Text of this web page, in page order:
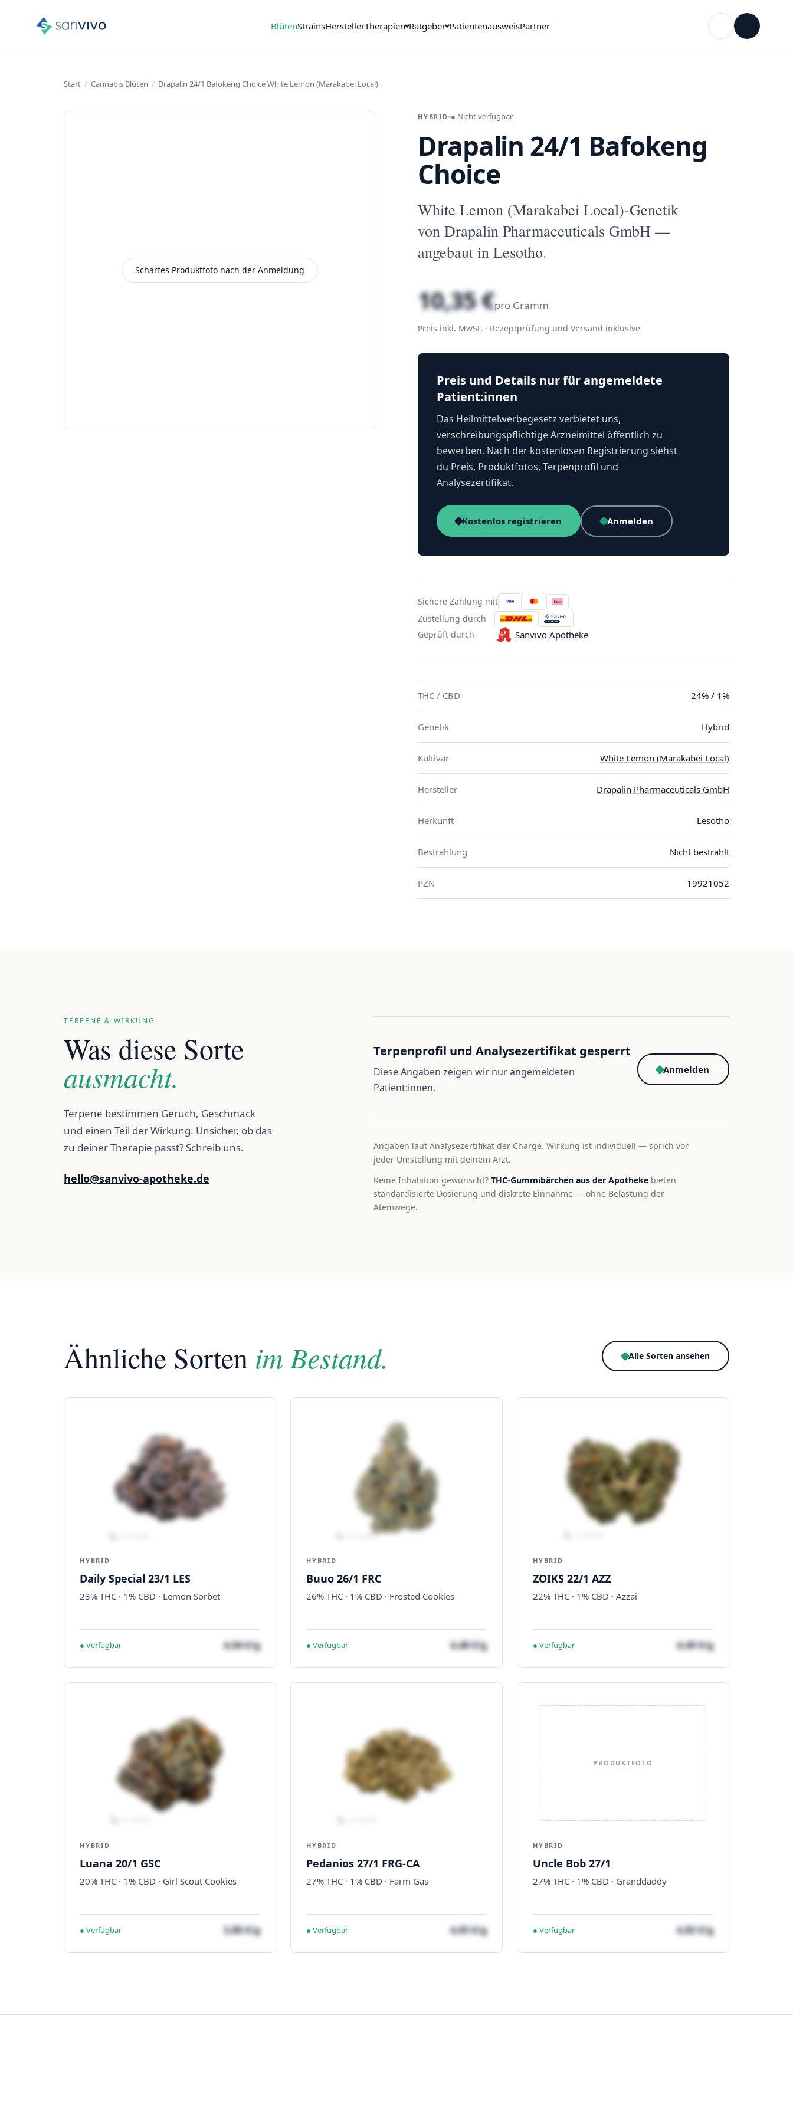
BlütenStrainsHerstellerTherapien Ratgeber PatientenausweisPartner
Start / Cannabis Blüten / Drapalin 24/1 Bafokeng Choice White Lemon (Marakabei Local)
Scharfes Produktfoto nach der Anmeldung
HYBRID ● Nicht verfügbar
Drapalin 24/1 Bafokeng
Choice
White Lemon (Marakabei Local)-Genetik
von Drapalin Pharmaceuticals GmbH —
angebaut in Lesotho.
10,35 €pro Gramm
Preis inkl. MwSt. · Rezeptprüfung und Versand inklusive
Preis und Details nur für angemeldete
Patient:innen
Das Heilmittelwerbegesetz verbietet uns,
verschreibungspflichtige Arzneimittel öffentlich zu
bewerben. Nach der kostenlosen Registrierung siehst
du Preis, Produktfotos, Terpenprofil und
Analysezertifikat.
Kostenlos registrieren Anmelden
Sichere Zahlung mit
Zustellung durch
Geprüft durch
Sanvivo Apotheke
THC / CBD 24% / 1%
Genetik Hybrid
Kultivar White Lemon (Marakabei Local)
Hersteller Drapalin Pharmaceuticals GmbH
Herkunft Lesotho
Bestrahlung Nicht bestrahlt
PZN 19921052
TERPENE & WIRKUNG
Was diese Sorte
ausmacht.
Terpene bestimmen Geruch, Geschmack
und einen Teil der Wirkung. Unsicher, ob das
zu deiner Therapie passt? Schreib uns.
hello@sanvivo-apotheke.de
Terpenprofil und Analysezertifikat gesperrt
Diese Angaben zeigen wir nur angemeldeten
Patient:innen.
Anmelden
Angaben laut Analysezertifikat der Charge. Wirkung ist individuell — sprich vor
jeder Umstellung mit deinem Arzt.
Keine Inhalation gewünscht?THC-Gummibärchen aus der Apotheke bieten
standardisierte Dosierung und diskrete Einnahme — ohne Belastung der
Atemwege.
Ähnliche Sorten im Bestand. Alle Sorten ansehen
HYBRID
Daily Special 23/1 LES
23% THC · 1% CBD · Lemon Sorbet
● Verfügbar 4,04 €/g
HYBRID
Buuo 26/1 FRC
26% THC · 1% CBD · Frosted Cookies
● Verfügbar 4,48 €/g
HYBRID
ZOIKS 22/1 AZZ
22% THC · 1% CBD · Azzai
● Verfügbar 4,49 €/g
HYBRID
Luana 20/1 GSC
20% THC · 1% CBD · Girl Scout Cookies
● Verfügbar 3,80 €/g
HYBRID
Pedanios 27/1 FRG-CA
27% THC · 1% CBD · Farm Gas
● Verfügbar 4,65 €/g
PRODUKTFOTO
HYBRID
Uncle Bob 27/1
27% THC · 1% CBD · Granddaddy
● Verfügbar 4,82 €/g